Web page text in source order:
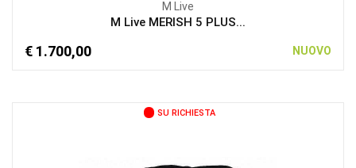
M Live
M Live MERISH 5 PLUS...
€ 1.700,00 NUOVO
SU RICHIESTA